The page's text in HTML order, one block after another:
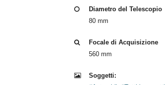
Diametro del Telescopio
80 mm
Focale di Acquisizione
560 mm
Soggetti: